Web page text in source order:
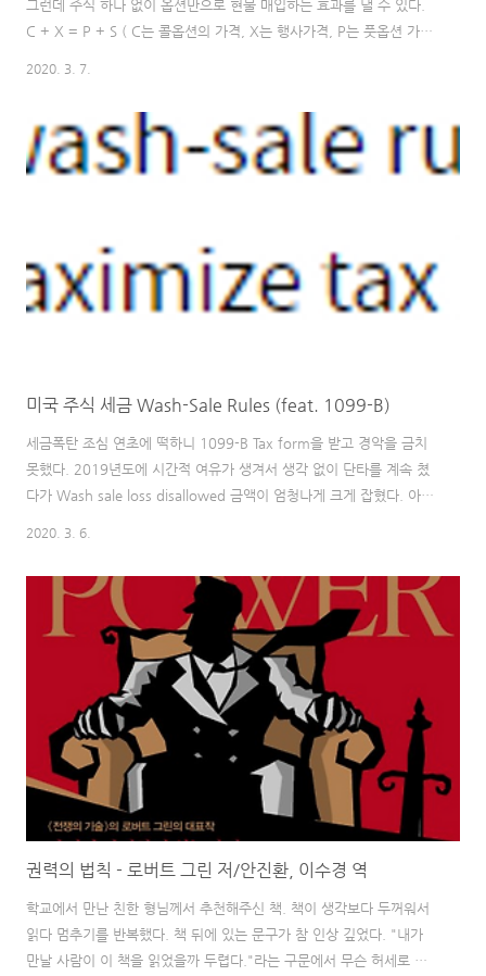
그런데 주식 하나 없이 옵션만으로 현물 매입하는 효과를 낼 수 있다.
C + X = P + S ( C는 콜옵션의 가격, X는 행사가격, P는 풋옵션 가격,
시에 나는 이득을 얻을 수 있다. 현물 주식을 매입하는 것은 콜옵션 매
수와 풋옵션 매도를 하는 것과 동일 하다. 그렇기에, U = C - P 라는 공
식에서 각각의 필요한 요소를 이항시키게 되면 부호가 바뀌게 되면서,
2020. 3. 7.
미국 주식 세금 Wash-Sale Rules (feat. 1099-B)
세금폭탄 조심 연초에 떡하니 1099-B Tax form을 받고 경악을 금치
못했다. 2019년도에 시간적 여유가 생겨서 생각 없이 단타를 계속 쳤
다가 Wash sale loss disallowed 금액이 엄청나게 크게 잡혔다. 아마
해 보시는 분들이 꽤 되는 것 같다. 우선 워시 세일 규칙은 주식
(Security), ETF, 파생상품인 옵션 (Option), 뮤츄얼펀드(Mutual
Fund), 모두 해당한다. 판매일 기준으로 평가가 손실이 났을 경우 30
일 이내에 같은 주식이나 유사한 상품을 매수할 경우 1099-B에서 공
제를 받을 수 없다. 만약에 Apple 주식을 사서..
2020. 3. 6.
권력의 법칙 - 로버트 그린 저/안진환, 이수경 역
학교에서 만난 친한 형님께서 추천해주신 책. 책이 생각보다 두꺼워서
읽다 멈추기를 반복했다. 책 뒤에 있는 문구가 참 인상 깊었다. "내가
만날 사람이 이 책을 읽었을까 두렵다."라는 구문에서 무슨 허세로 이